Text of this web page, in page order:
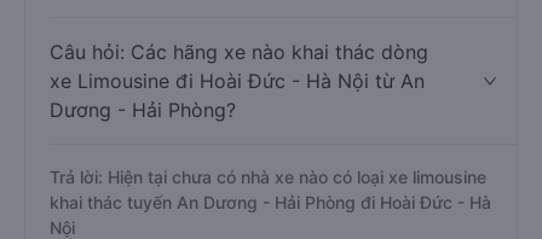
Câu hỏi: Các hãng xe nào khai thác dòng
xe Limousine đi Hoài Đức - Hà Nội từ An
Dương - Hải Phòng?
Trả lời: Hiện tại chưa có nhà xe nào có loại xe limousine
khai thác tuyến An Dương - Hải Phòng đi Hoài Đức - Hà
Nội